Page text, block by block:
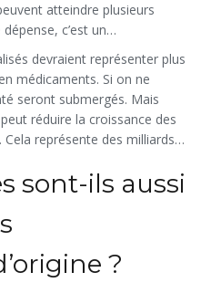
atteindre plusieurs
c’est un
devraient représenter plus
médicaments. Si on ne
seront submergés. Mais
réduire la croissance des
représente des milliards
sont-ils aussi
?